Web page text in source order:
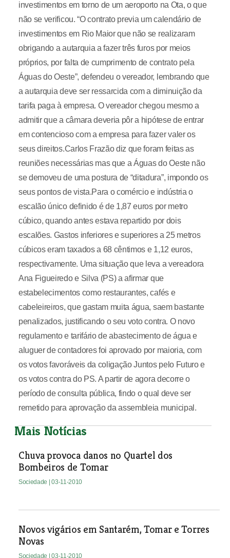
investimentos em torno de um aeroporto na Ota, o que
não se verificou. “O contrato previa um calendário de
investimentos em Rio Maior que não se realizaram
obrigando a autarquia a fazer três furos por meios
próprios, por falta de cumprimento de contrato pela
Águas do Oeste”, defendeu o vereador, lembrando que
a autarquia deve ser ressarcida com a diminuição da
tarifa paga à empresa. O vereador chegou mesmo a
admitir que a câmara deveria pôr a hipótese de entrar
em contencioso com a empresa para fazer valer os
seus direitos.Carlos Frazão diz que foram feitas as
reuniões necessárias mas que a Águas do Oeste não
se demoveu de uma postura de “ditadura”, impondo os
seus pontos de vista.Para o comércio e indústria o
escalão único definido é de 1,87 euros por metro
cúbico, quando antes estava repartido por dois
escalões. Gastos inferiores e superiores a 25 metros
cúbicos eram taxados a 68 cêntimos e 1,12 euros,
respectivamente. Uma situação que leva a vereadora
Ana Figueiredo e Silva (PS) a afirmar que
estabelecimentos como restaurantes, cafés e
cabeleireiros, que gastam muita água, saem bastante
penalizados, justificando o seu voto contra. O novo
regulamento e tarifário de abastecimento de água e
aluguer de contadores foi aprovado por maioria, com
os votos favoráveis da coligação Juntos pelo Futuro e
os votos contra do PS. A partir de agora decorre o
período de consulta pública, findo o qual deve ser
remetido para aprovação da assembleia municipal.
Mais Notícias
Chuva provoca danos no Quartel dos
Bombeiros de Tomar
Sociedade | 03-11-2010
Novos vigários em Santarém, Tomar e Torres
Novas
Sociedade | 03-11-2010